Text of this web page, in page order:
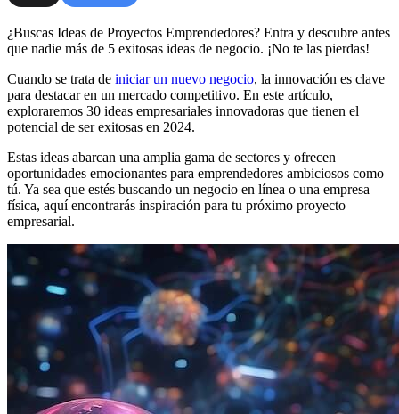
¿Buscas Ideas de Proyectos Emprendedores? Entra y descubre antes
que nadie más de 5 exitosas ideas de negocio. ¡No te las pierdas!
Cuando se trata de iniciar un nuevo negocio, la innovación es clave
para destacar en un mercado competitivo. En este artículo,
exploraremos 30 ideas empresariales innovadoras que tienen el
potencial de ser exitosas en 2024.
Estas ideas abarcan una amplia gama de sectores y ofrecen
oportunidades emocionantes para emprendedores ambiciosos como
tú. Ya sea que estés buscando un negocio en línea o una empresa
física, aquí encontrarás inspiración para tu próximo proyecto
empresarial.